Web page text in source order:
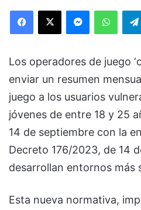
Facebook
X Messenger
Los operadores de juego
enviar un resumen
juego a los usuarios
jóvenes de entre 18 y 25
14 de septiembre con la
Decreto 176/2023, de 14
desarrollan entornos más
Esta nueva normativa,